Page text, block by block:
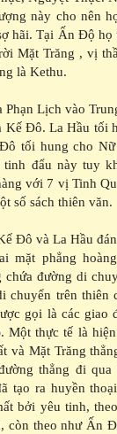
này cho nên
hãi. Tại Ấn Độ
Mặt Trăng , vị
là Kethu.
Phạn Lịch vào
Kế Đô. La Hầu tối
tối hung cho
đẩu này tuy
với 7 vị Tinh
số sách thiên văn.
Đô và La Hầu
mặt phẳng
chứa đường di
chuyển trên thiên
gọi là các giao
Một thực tế là
và Mặt Trăng
thẳng đi
tạo ra huyền
bởi yêu tinh,
còn theo như Ấn